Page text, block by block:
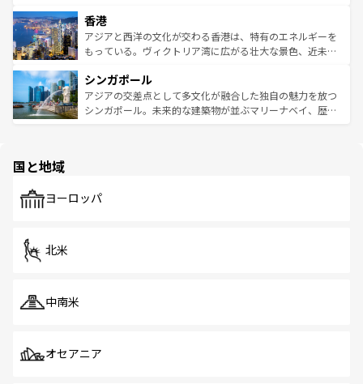
とつ。フォーやバインミー、ベトナムコーヒーなどは、ぜ
ひ現地で味わいたい。どの地域を訪れてもあたたかい人々
が旅行者を迎えてくれるので、きっと忘れられない旅にな
参照してほしい。
の活気が交差している。北部ではチェンマイなどの山岳地
帯で自然と触れ合い、南部ではプーケットやクラビの美し
いビーチでリゾート気分を楽しむことができる。タイ料理
激する。気候は一年中温暖で、どの季節にも異なる楽しみ
が待っている。親しみやすいタイの人々、仏教を中心とし
た文化、そして多様な観光資源が、訪れる旅人を魅了し続
香港
アジアと西洋の文化が交わる香港は、特有のエネルギーを
もっている。ヴィクトリア湾に広がる壮大な景色、近未来
み、どこを訪れても感動するはず。観光スポットが密集し
ており、効率よく見どころを回れるのも魅力。息をのむよ
うな絶景から文化的な体験まで、香港を存分に楽しみ尽く
シンガポール
アジアの交差点として多文化が融合した独自の魅力を放つ
シンガポール。未来的な建築物が並ぶマリーナベイ、歴史
で、ホーカーズは地元の風情を楽しめる外せないスポット
国と地域
ヨーロッパ
北米
中南米
オセアニア